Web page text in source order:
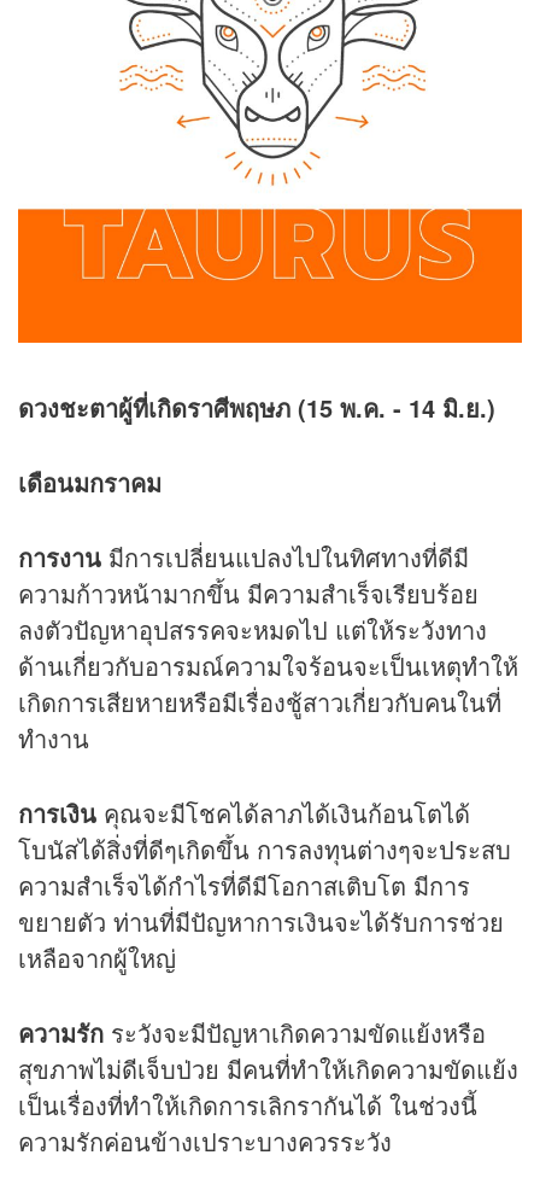
ดวงชะตาผู้ที่เกิดราศีพฤษภ (15 พ.ค. - 14 มิ.ย.)
เดือนมกราคม
การงาน มีการเปลี่ยนแปลงไปในทิศทางที่ดีมี
ความก้าวหน้ามากขึ้น มีความสำเร็จเรียบร้อย
ลงตัวปัญหาอุปสรรคจะหมดไป แต่ให้ระวังทาง
ด้านเกี่ยวกับอารมณ์ความใจร้อนจะเป็นเหตุทำให้
เกิดการเสียหายหรือมีเรื่องชู้สาวเกี่ยวกับคนในที่
ทำงาน
การเงิน คุณจะมีโชคได้ลาภได้เงินก้อนโตได้
โบนัสได้สิ่งที่ดีๆเกิดขึ้น การลงทุนต่างๆจะประสบ
ความสำเร็จได้กำไรที่ดีมีโอกาสเติบโต มีการ
ขยายตัว ท่านที่มีปัญหาการเงินจะได้รับการช่วย
เหลือจากผู้ใหญ่
ความรัก ระวังจะมีปัญหาเกิดความขัดแย้งหรือ
สุขภาพไม่ดีเจ็บป่วย มีคนที่ทำให้เกิดความขัดแย้ง
เป็นเรื่องที่ทำให้เกิดการเลิกรากันได้ ในช่วงนี้
ความรักค่อนข้างเปราะบางควรระวัง